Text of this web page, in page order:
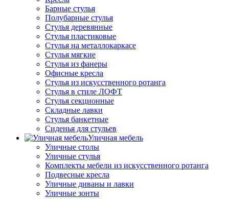
Барные стулья
Полубарные стулья
Стулья деревянные
Стулья пластиковые
Стулья на металлокаркасе
Стулья мягкие
Стулья из фанеры
Офисные кресла
Стулья из искусственного ротанга
Стулья в стиле ЛОФТ
Стулья секционные
Складные лавки
Стулья банкетные
Сиденья для стульев
Уличная мебель
Уличные столы
Уличные стулья
Комплекты мебели из искусственного ротанга
Подвесные кресла
Уличные диваны и лавки
Уличные зонты